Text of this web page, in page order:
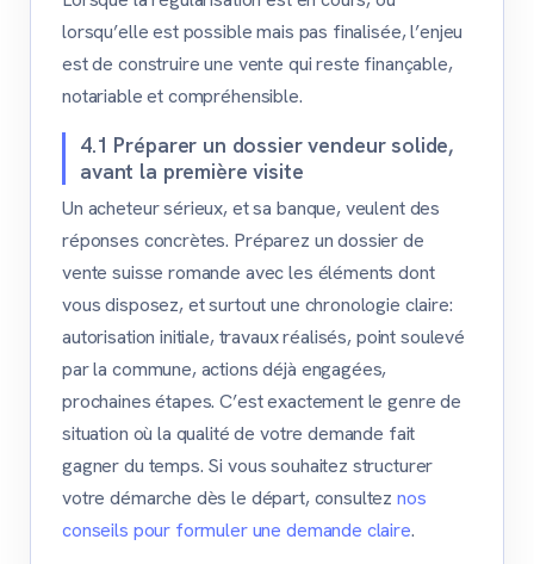
lorsqu’elle est possible mais pas finalisée, l’enjeu
est de construire une vente qui reste finançable,
notariable et compréhensible.
4.1 Préparer un dossier vendeur solide,
avant la première visite
Un acheteur sérieux, et sa banque, veulent des
réponses concrètes. Préparez un dossier de
vente suisse romande avec les éléments dont
vous disposez, et surtout une chronologie claire:
autorisation initiale, travaux réalisés, point soulevé
par la commune, actions déjà engagées,
prochaines étapes. C’est exactement le genre de
situation où la qualité de votre demande fait
gagner du temps. Si vous souhaitez structurer
votre démarche dès le départ, consulteznos
conseils pour formuler une demande claire.